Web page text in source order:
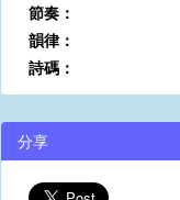
節奏：
韻律：
詩碼：
分享